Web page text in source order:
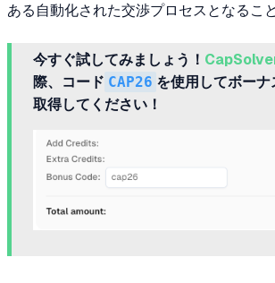
ある自動化された交渉プロセスとなるこ
今すぐ試してみましょう！
際、コード CAP26 を使用してボー
取得してください！